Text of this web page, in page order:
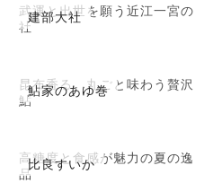
建部大社
武運と出世を願う近江一宮の
社
鮎家のあゆ巻
昆布香る、丸ごと味わう贅沢
鮎
比良すいか
高糖度と食感が魅力の夏の逸
品